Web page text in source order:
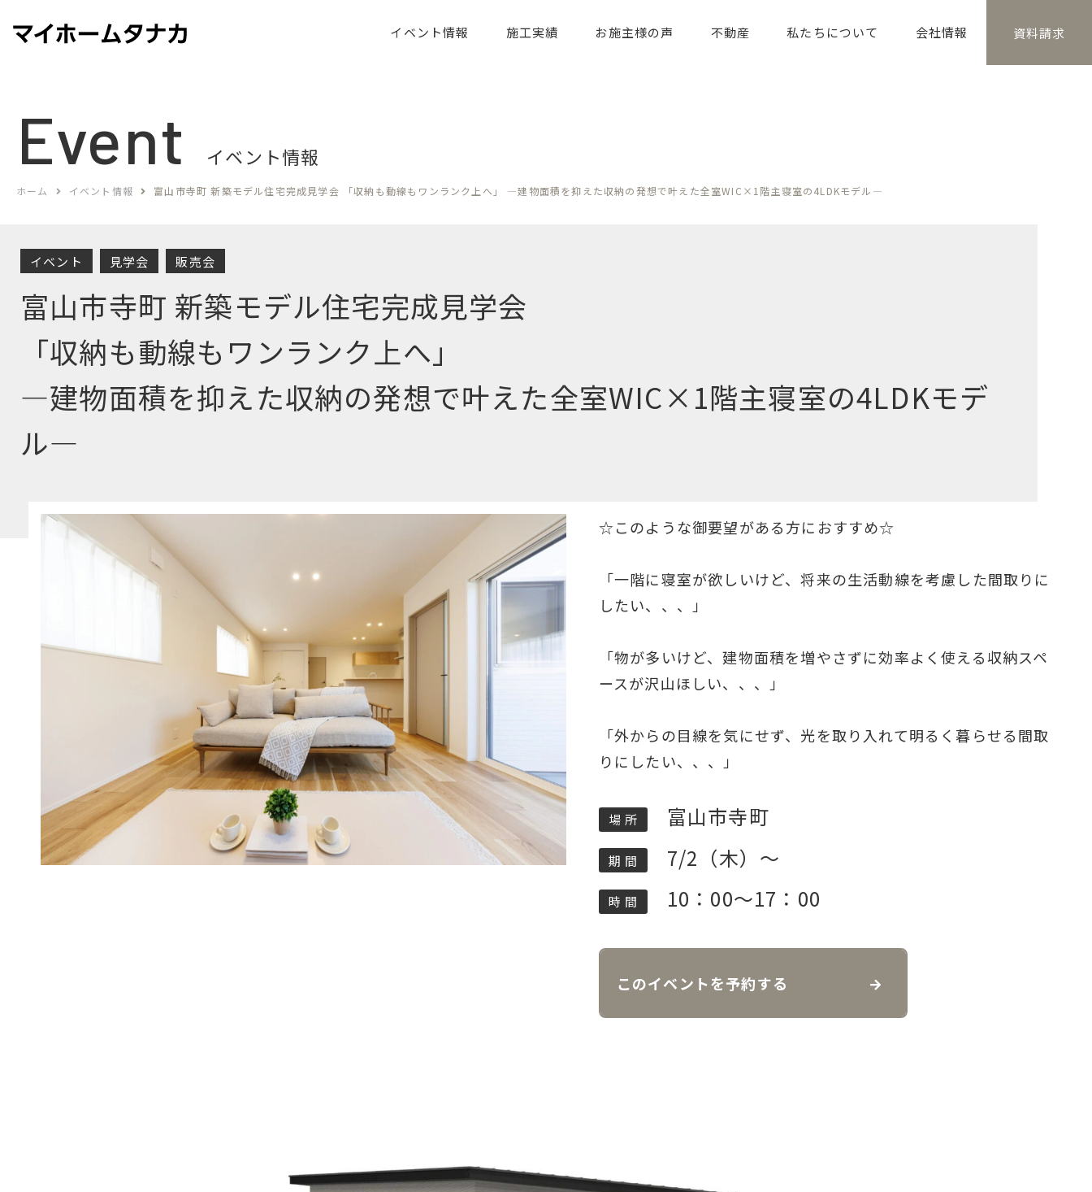
イベント情報 施工実績 お施主様の声 不動産 私たちについて 会社情報 資料請求
Event イベント情報
ホーム イベント情報 富山市寺町 新築モデル住宅完成見学会 「収納も動線もワンランク上へ」 ―建物面積を抑えた収納の発想で叶えた全室WIC×1階主寝室の4LDKモデル―
イベント 見学会 販売会
富山市寺町 新築モデル住宅完成見学会
「収納も動線もワンランク上へ」
―建物面積を抑えた収納の発想で叶えた全室WIC×1階主寝室の4LDKモデ
ル―
☆このような御要望がある方におすすめ☆
「一階に寝室が欲しいけど、将来の生活動線を考慮した間取りに
したい、、、」
「物が多いけど、建物面積を増やさずに効率よく使える収納スペ
ースが沢山ほしい、、、」
「外からの目線を気にせず、光を取り入れて明るく暮らせる間取
りにしたい、、、」
場 所 富山市寺町
期 間 7/2（木）～
時 間 10：00～17：00
このイベントを予約する